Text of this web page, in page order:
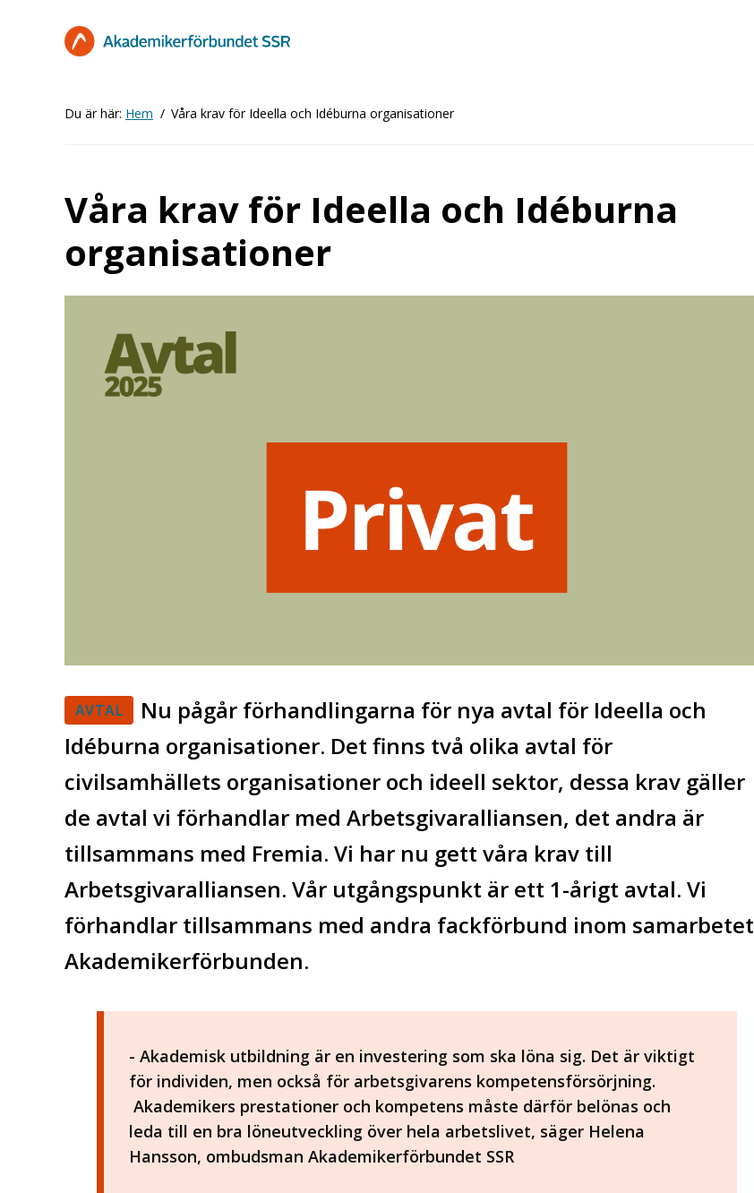
Du är här: Hem Våra krav för Ideella och Idéburna organisationer
Våra krav för Ideella och Idéburna
organisationer
AVTAL
Nu pågår förhandlingarna för nya avtal för Ideella och
Idéburna organisationer. Det finns två olika avtal för
civilsamhällets organisationer och ideell sektor, dessa krav gäller
de avtal vi förhandlar med Arbetsgivaralliansen, det andra är
tillsammans med Fremia. Vi har nu gett våra krav till
Arbetsgivaralliansen. Vår utgångspunkt är ett 1-årigt avtal. Vi
förhandlar tillsammans med andra fackförbund inom samarbetet
Akademikerförbunden.
- Akademisk utbildning är en investering som ska löna sig. Det är viktigt
för individen, men också för arbetsgivarens kompetensförsörjning.
Akademikers prestationer och kompetens måste därför belönas och
leda till en bra löneutveckling över hela arbetslivet, säger Helena
Hansson, ombudsman Akademikerförbundet SSR